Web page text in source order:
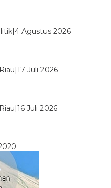
|4 Agustus 2026
|17 Juli 2026
|16 Juli 2026